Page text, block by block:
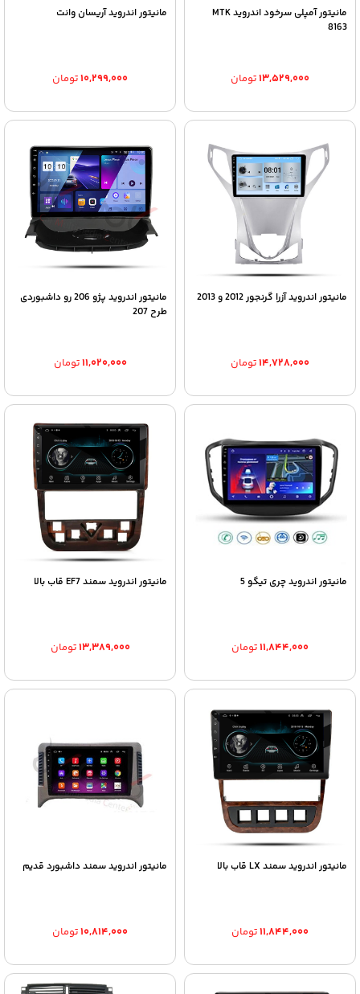
مانیتور آمپلی سرخود اندروید MTK
8163
۱۳,۵۲۹,۰۰۰تومان
مانیتور اندروید آریسان وانت
۱۰,۲۹۹,۰۰۰تومان
مانیتور اندروید آزرا گرنجور 2012 و 2013
۱۴,۷۲۸,۰۰۰تومان
مانیتور اندروید پژو 206 رو داشبوردی
طرح 207
۱۱,۰۲۰,۰۰۰تومان
مانیتور اندروید چری تیگو 5
۱۱,۸۴۴,۰۰۰تومان
مانیتور اندروید سمند EF7 قاب بالا
۱۳,۳۸۹,۰۰۰تومان
مانیتور اندروید سمند LX قاب بالا
۱۱,۸۴۴,۰۰۰تومان
مانیتور اندروید سمند داشبورد قدیم
۱۰,۸۱۴,۰۰۰تومان